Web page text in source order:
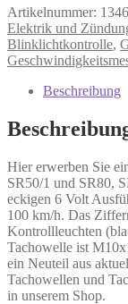
Artikelnummer:
Elektrik und
Blinklichtkontrolle,
Beschreibung
Hier erwerben Sie
SR50/1 und SR80,
eckigen 6 Volt
100 km/h. Das
Kontrollleuchten
Tachowelle ist
ein Neuteil aus
Tachowellen und
in unserem Shop.